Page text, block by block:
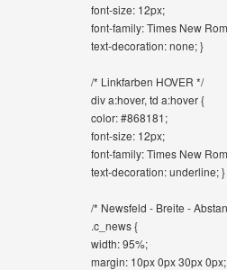
font-size: 12px;
font-family: Times New
text-decoration: none; }
/* Linkfarben HOVER */
div a:hover, td a:hover {
color: #868181;
font-size: 12px;
font-family: Times New
text-decoration: underline; }
/* Newsfeld - Breite -
.c_news {
width: 95%;
margin: 10px 0px 30px 0px;